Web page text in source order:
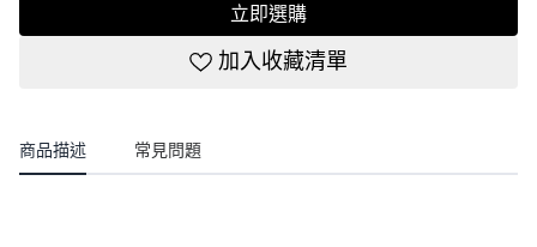
立即選購
加入收藏清單
商品描述 常見問題